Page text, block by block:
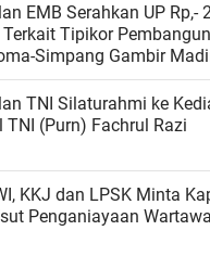
EMB Serahkan UP Rp,-
Tipikor
Simpang Gambir
TNI Silaturahmi ke
TNI (Purn) Fachrul Razi
KKJ dan LPSK Minta
Penganiayaan